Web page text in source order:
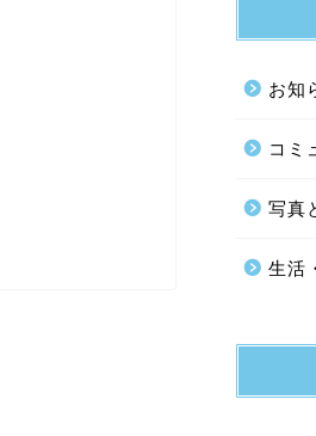
お知
コミ
写真
生活